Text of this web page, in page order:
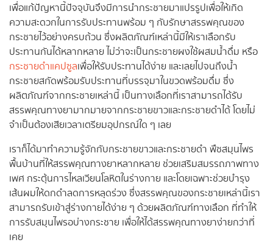
เพื่อแก้ปัญหานี้ปัจจุบันจึงมีการนำกระชายมาแปรรูปเพื่อให้เกิด
ความสะดวกในการรับประทานพร้อม ๆ กับรักษาสรรพคุณของ
กระชายไว้อย่างครบถ้วน ซึ่งผลิตภัณฑ์เหล่านี้มีให้เราเลือกรับ
ประทานกันได้หลากหลาย ไม่ว่าจะเป็นกระชายผงใช้ผสมน้ำดื่ม หรือ
กระชายดำแคปซูลเพื่อให้รับประทานได้ง่าย และเลยไปจนถึงน้ำ
กระชายสกัดพร้อมรับประทานที่บรรจุมาในขวดพร้อมดื่ม ซึ่ง
ผลิตภัณฑ์จากกระชายเหล่านี้ เป็นทางเลือกที่เราสามารถได้รับ
สรรพคุณทางยามากมายจากกระชายขาวและกระชายดำได้ โดยไม่
จำเป็นต้องเสียเวลาเตรียมอุปกรณ์ใด ๆ เลย
เราก็ได้มาทำความรู้จักกับกระชายขาวและกระชายดำ พืชสมุนไพร
พื้นบ้านที่ให้สรรพคุณทางยาหลากหลาย ช่วยเสริมสมรรถภาพทาง
เพศ กระตุ้นการไหลเวียนโลหิตในร่างกาย และโดยเฉพาะช่วยบำรุง
เส้นผมให้ดกดำลดการหลุดร่วง ซึ่งสรรพคุณของกระชายเหล่านี้เรา
สามารถรับเข้าสู่ร่างกายได้ง่าย ๆ ด้วยผลิตภัณฑ์ทางเลือก ที่ทำให้
การรับสมุนไพรอบ่างกระชาย เพื่อให้ได้สรรพคุณทางยาง่ายกว่าที่
เคย